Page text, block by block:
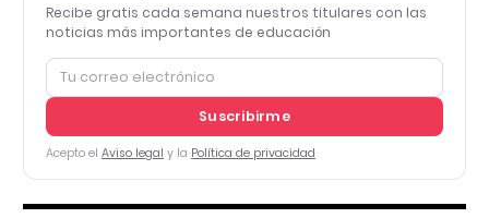
Recibe gratis cada semana nuestros titulares con las
noticias más importantes de educación
Suscribirme
Acepto el Aviso legal y la Política de privacidad